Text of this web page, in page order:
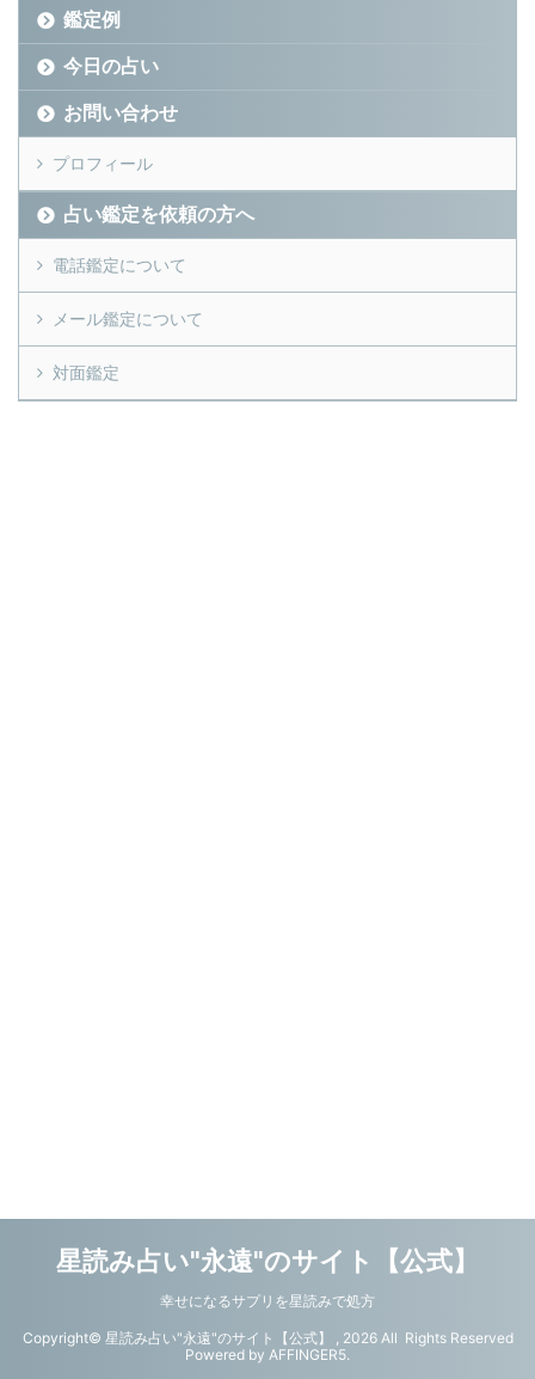
鑑定例
今日の占い
お問い合わせ
プロフィール
占い鑑定を依頼の方へ
電話鑑定について
メール鑑定について
対面鑑定
星読み占い"永遠"のサイト【公式】
幸せになるサプリを星読みで処方
Copyright© 星読み占い"永遠"のサイト【公式】 , 2026 All Rights Reserved
Powered by AFFINGER5.